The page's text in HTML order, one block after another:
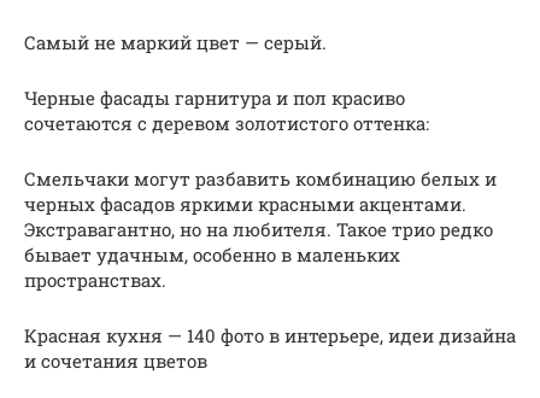
Самый не маркий цвет — серый.
Черные фасады гарнитура и пол красиво
сочетаются с деревом золотистого оттенка:
Смельчаки могут разбавить комбинацию белых и
черных фасадов яркими красными акцентами.
Экстравагантно, но на любителя. Такое трио редко
бывает удачным, особенно в маленьких
пространствах.
Красная кухня — 140 фото в интерьере, идеи дизайна
и сочетания цветов